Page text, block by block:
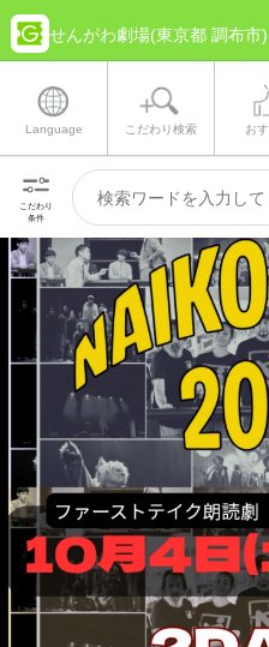
せんがわ劇場(東京都 調布市
Language こだわり検索 お
こだわり
条件